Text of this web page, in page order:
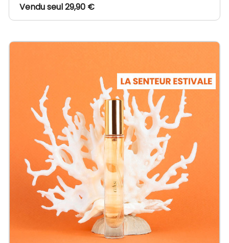
Vendu seul 29,90 €